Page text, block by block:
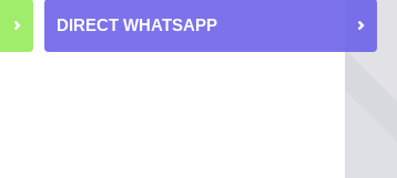
DIRECT WHATSAPP